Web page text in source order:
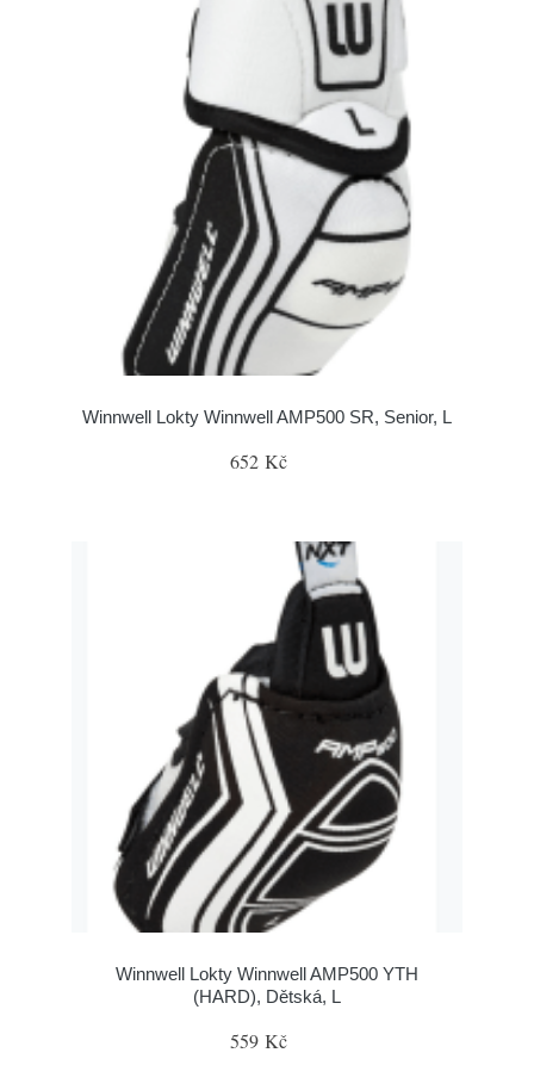
Winnwell Lokty Winnwell AMP500 SR, Senior, L
652 Kč
Winnwell Lokty Winnwell AMP500 YTH
(HARD), Dětská, L
559 Kč